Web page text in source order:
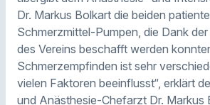
Dr. Markus Bolkart die beiden
Schmerzmittel-Pumpen, die Dank
des Vereins beschafft werden
Schmerzempfinden ist sehr
vielen Faktoren beeinflusst“, erklärt
und Anästhesie-Chefarzt Dr. Markus